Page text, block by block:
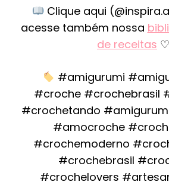
Clique aqui
acesse também nossa
de receitas ♡
#amigurumi
#croche #crochebrasil
#crochetando
#amocroche
#crochemoderno
#crochebrasil
#crochelovers